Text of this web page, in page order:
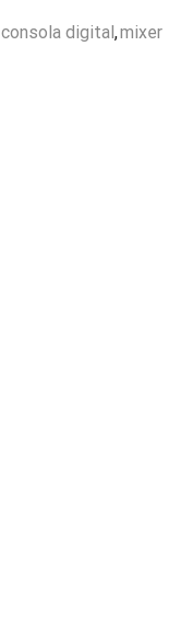
consola digital,mixer